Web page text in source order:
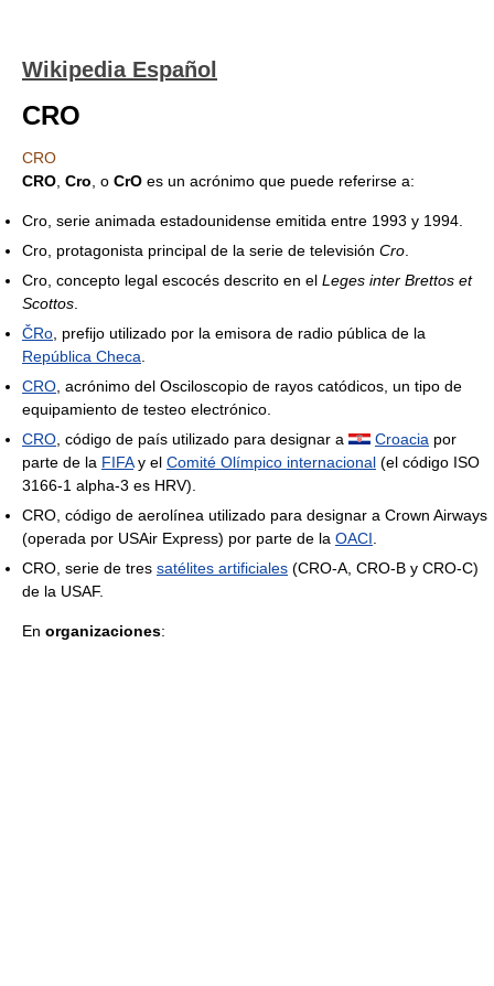
Wikipedia Español
CRO
CRO
CRO Cro , o CrO es un acrónimo que puede referirse a:
Cro, serie animada estadounidense emitida entre 1993 y 1994.
Cro, protagonista principal de la serie de televisión Cro
Cro, concepto legal escocés descrito en el Leges inter Brettos et
Scottos
ČRo , prefijo utilizado por la emisora de radio pública de la
República Checa
CRO , acrónimo del Osciloscopio de rayos catódicos, un tipo de
equipamiento de testeo electrónico.
CRO , código de país utilizado para designar a Croacia por
parte de la FIFAy el Comité Olímpico internacional (el código ISO
3166-1 alpha-3 es HRV).
CRO, código de aerolínea utilizado para designar a Crown Airways
(operada por USAir Express) por parte de la OACI
CRO, serie de tres satélites artificiales (CRO-A, CRO-B y CRO-C)
de la USAF.
En organizaciones: